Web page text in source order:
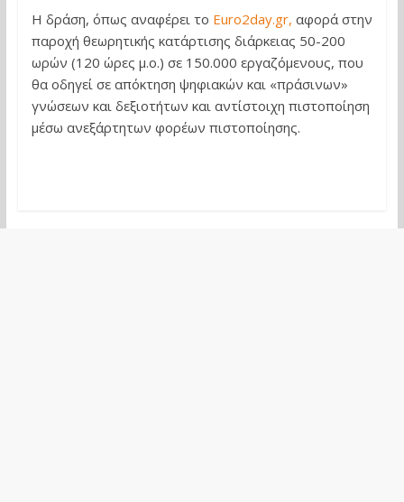
Η δράση, όπως αναφέρει το Euro2day.gr, αφορά στην
παροχή θεωρητικής κατάρτισης διάρκειας 50-200
ωρών (120 ώρες μ.ο.) σε 150.000 εργαζόμενους, που
θα οδηγεί σε απόκτηση ψηφιακών και «πράσινων»
γνώσεων και δεξιοτήτων και αντίστοιχη πιστοποίηση
μέσω ανεξάρτητων φορέων πιστοποίησης.